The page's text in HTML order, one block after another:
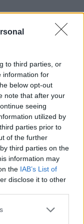
to third parties, or
information for
below opt-out
note that after your
seeing
utilized by
parties prior to
of the further
third parties on the
information may
the IAB’s List of
disclose it to other